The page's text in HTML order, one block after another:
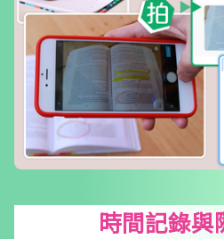
時間記錄與